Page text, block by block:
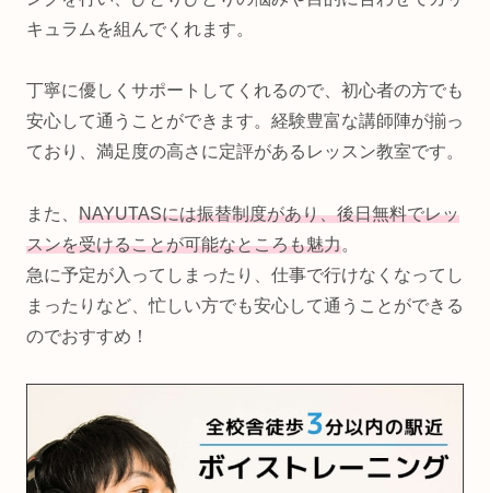
キュラムを組んでくれます。
丁寧に優しくサポートしてくれるので、初心者の方でも
安心して通うことができます。経験豊富な講師陣が揃っ
ており、満足度の高さに定評があるレッスン教室です。
また、 NAYUTASには振替制度があり、後日無料でレッ
スンを受けることが可能なところも魅力。
急に予定が入ってしまったり、仕事で行けなくなってし
まったりなど、忙しい方でも安心して通うことができる
のでおすすめ！